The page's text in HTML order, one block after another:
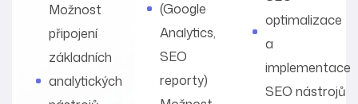
Možnost
připojení
základních
analytických
(Google
Analytics,
SEO
reporty)
optimalizace
a
implementace
SEO nástrojů